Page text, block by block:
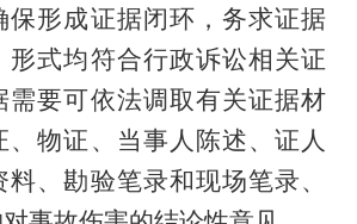
保形成证据闭环，务求证据
形式均符合行政诉讼相关证
需要可依法调取有关证据材
、物证、当事人陈述、证人
料、勘验笔录和现场笔录、